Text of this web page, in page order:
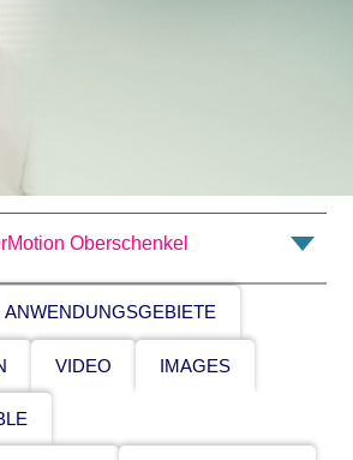
Oberschenkel
ANWENDUNGSGEBIETE
VIDEO IMAGES